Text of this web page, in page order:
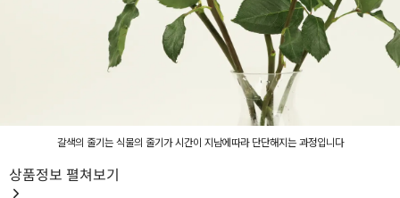
갈색의 줄기는 식물의 줄기가 시간이 지남에따라 단단해지는 과정입니다
상품정보 펼쳐보기